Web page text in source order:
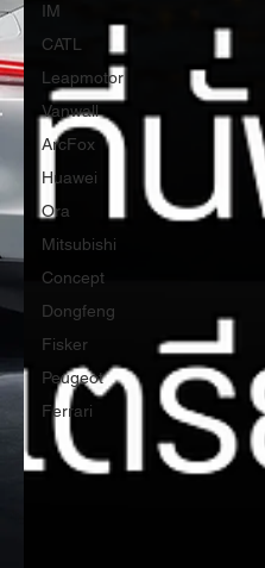
IM
CATL
Leapmotor
Vanwall
ArcFox
Huawei
Ora
Mitsubishi
Concept
Dongfeng
Fisker
Peugeot
Ferrari